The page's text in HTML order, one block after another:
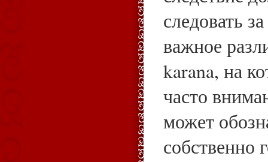
следовать
важное
karana, на
часто
может
собственно